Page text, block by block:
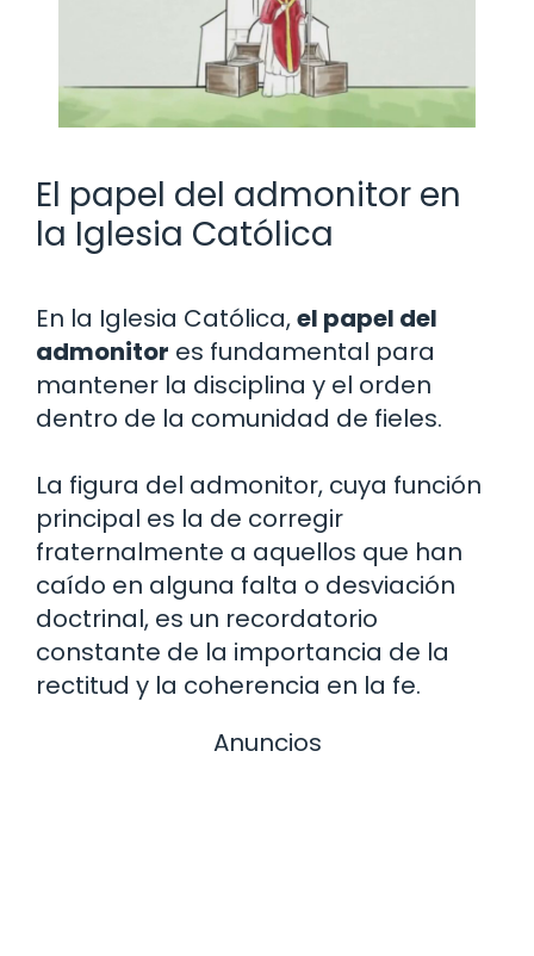
El papel del admonitor en
la Iglesia Católica
En la Iglesia Católica,el papel del
admonitor es fundamental para
mantener la disciplina y el orden
dentro de la comunidad de fieles.
La figura del admonitor, cuya función
principal es la de corregir
fraternalmente a aquellos que han
caído en alguna falta o desviación
doctrinal, es un recordatorio
constante de la importancia de la
rectitud y la coherencia en la fe.
Anuncios